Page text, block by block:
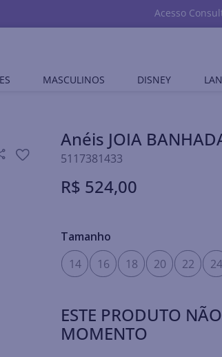
Acesso
MASCULINOS DISNEY
Anéis JOIA
5117381433
R$ 524,00
Tamanho
14
16 18 20 22 24
ESTE PRODUTO
MOMENTO